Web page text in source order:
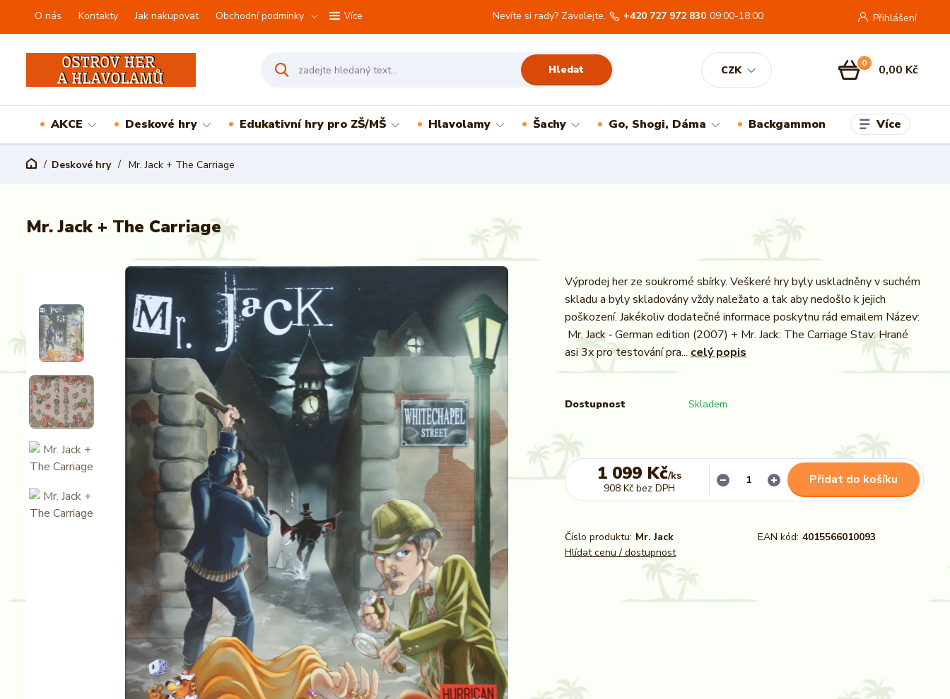
O nás Kontakty Jak nakupovat Obchodní podmínky Více
CZK
Přihlášení
Hledat
Nevíte si rady? Zavolejte. +420 727 972 830 09:00-18:00
0 0,00 Kč
AKCE Deskové hry Edukativní hry pro ZŠ/MŠ Hlavolamy Šachy Go, Shogi, Dáma Backgammon Více
Deskové hry Mr. Jack + The Carriage
Mr. Jack + The Carriage
Výprodej her ze soukromé sbírky. Veškeré hry byly uskladněny v suchém
skladu a byly skladovány vždy naležato a tak aby nedošlo k jejich
poškození. Jakékoliv dodatečné informace poskytnu rád emailem Název:
Mr. Jack ‐ German edition (2007) + Mr. Jack: The Carriage Stav: Hrané
asi 3x pro testování pra... celý popis
Dostupnost Skladem
1 099 Kč/ks
908 Kč bez DPH
Přidat do košíku
Číslo produktu: Mr. Jack EAN kód: 4015566010093
Hlídat cenu / dostupnost